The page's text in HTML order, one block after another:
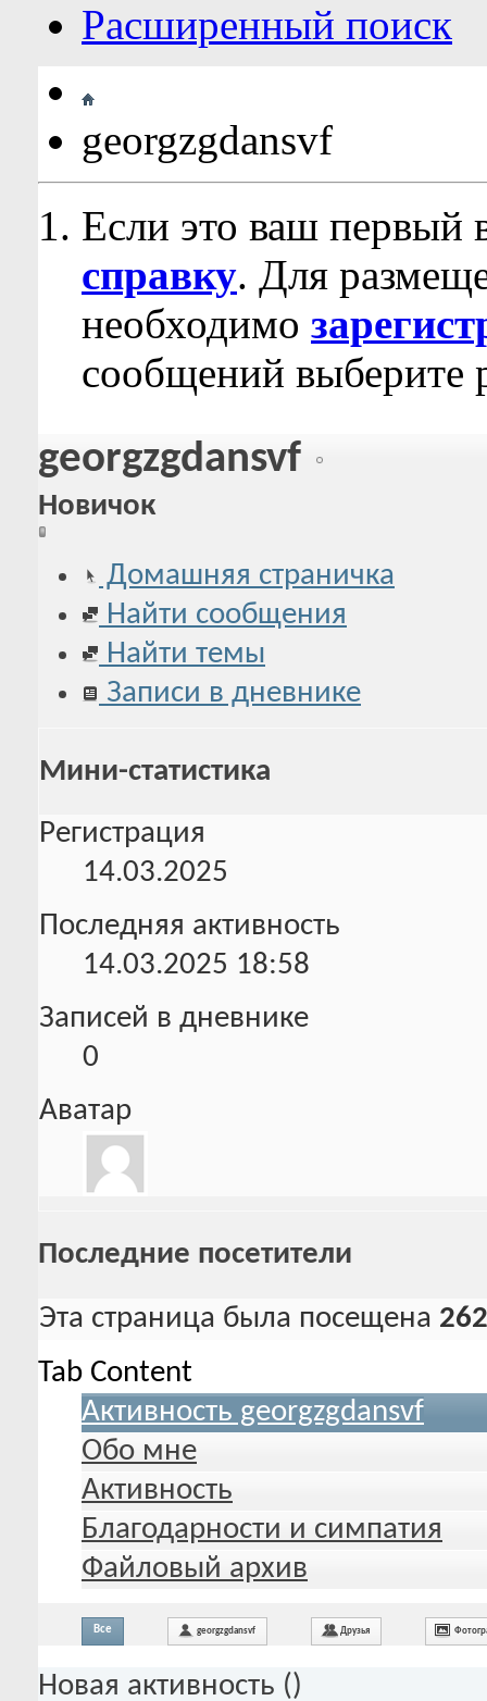
Расширенный поиск
georgzgdansvf
Если это ваш первый
справку. Для
необходимо
сообщений выберите
georgzgdansvf
Новичок
Домашняя страничка
Найти сообщения
Найти темы
Записи в дневнике
Мини-статистика
Регистрация
14.03.2025
Последняя активность
14.03.2025 18:58
Записей в дневнике
0
Аватар
Последние посетители
Эта страница была посещена 262
Tab Content
Активность georgzgdansvf
Обо мне
Активность
Благодарности и симпатия
Файловый архив
Все georgzgdansvf Друзья
Новая активность ()